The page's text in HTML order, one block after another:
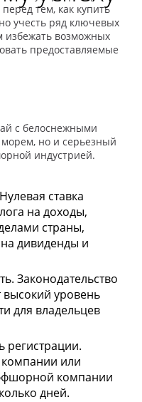
тем, как купить
учесть ряд ключевых
избежать возможных
предоставляемые
с белоснежными
но и серьезный
индустрией.
ставка
на доходы,
страны,
на дивиденды и
Законодательство
высокий уровень
для владельцев
регистрации.
или
компании
дней.